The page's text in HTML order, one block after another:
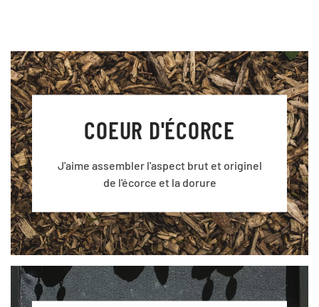
COEUR D'ÉCORCE
J'aime assembler l'aspect brut et originel
de l'écorce et la dorure